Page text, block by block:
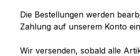
Die Bestellungen werden
Zahlung auf unserem Konto
Wir versenden, sobald alle